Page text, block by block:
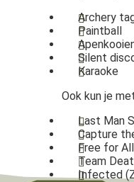
Archery
Paintball
Silent
Karaoke
Ook kun je
Last Man
Capture
Free for All
Team
Infected